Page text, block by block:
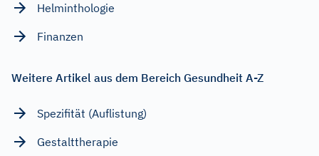
Helminthologie
Finanzen
Weitere Artikel aus dem Bereich Gesundheit A-Z
Spezifität (Auflistung)
Gestalttherapie